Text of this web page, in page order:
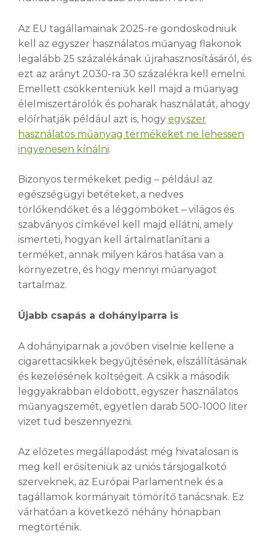
Az EU tagállamainak 2025-re gondoskodniuk
kell az egyszer használatos műanyag flakonok
legalább 25 százalékának újrahasznosításáról, és
ezt az arányt 2030-ra 30 százalékra kell emelni.
Emellett csökkenteniük kell majd a műanyag
élelmiszertárolók és poharak használatát, ahogy
előírhatják például azt is, hogy egyszer
használatos műanyag termékeket ne lehessen
ingyenesen kínálni.
Bizonyos termékeket pedig – például az
egészségügyi betéteket, a nedves
törlőkendőket és a léggömböket – világos és
szabványos címkével kell majd ellátni, amely
ismerteti, hogyan kell ártalmatlanítani a
terméket, annak milyen káros hatása van a
környezetre, és hogy mennyi műanyagot
tartalmaz.
Újabb csapás a dohányiparra is
A dohányiparnak a jövőben viselnie kellene a
cigarettacsikkek begyűjtésének, elszállításának
és kezelésének költségeit. A csikk a második
leggyakrabban eldobott, egyszer használatos
műanyagszemét, egyetlen darab 500-1000 liter
vizet tud beszennyezni.
Az előzetes megállapodást még hivatalosan is
meg kell erősíteniük az uniós társjogalkotó
szerveknek, az Európai Parlamentnek és a
tagállamok kormányait tömörítő tanácsnak. Ez
várhatóan a következő néhány hónapban
megtörténik.